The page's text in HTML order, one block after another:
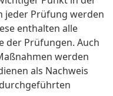
jeder Prüfung werden
enthalten alle
der Prüfungen. Auch
werden
als Nachweis